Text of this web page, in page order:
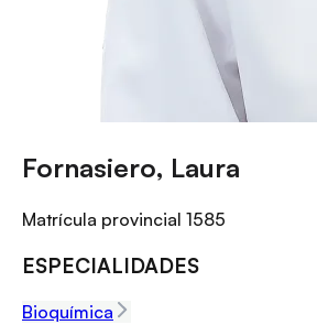
Fornasiero, Laura
Matrícula provincial 1585
ESPECIALIDADES
Bioquímica